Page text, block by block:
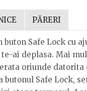
PĂRERI
Safe Lock cu
ai deplasa. Mai
oriunde datorita
Safe Lock,